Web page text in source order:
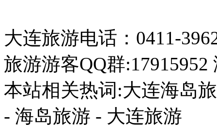
大连旅游电话：0411-
旅游游客QQ群
本站相关热词:大连海岛
- 海岛旅游 - 大连旅游